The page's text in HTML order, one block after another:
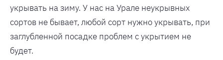
укрывать на зиму. У нас на Урале неукрывных
сортов не бывает, любой сорт нужно укрывать, при
заглубленной посадке проблем с укрытием не
будет.